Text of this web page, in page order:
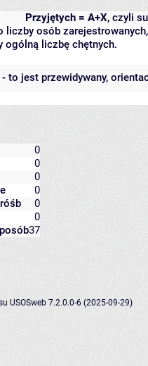
Przyjętych = A+X, czyli
liczby osób
ogólną liczbę chętnych.
- to jest przewidywany,
0
0
0
0
0
0
37
USOSweb 7.2.0.0-6 (2025-09-29)